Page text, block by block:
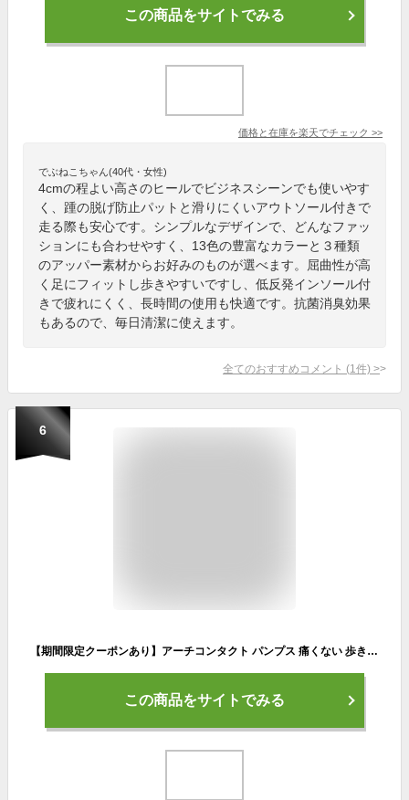
この商品をサイトでみる
価格と在庫を楽天でチェック >>
でぶねこちゃん(40代・女性)
4cmの程よい高さのヒールでビジネスシーンでも使いやす
く、踵の脱げ防止パットと滑りにくいアウトソール付きで
走る際も安心です。シンプルなデザインで、どんなファッ
ションにも合わせやすく、13色の豊富なカラーと３種類
のアッパー素材からお好みのものが選べます。屈曲性が高
く足にフィットし歩きやすいですし、低反発インソール付
きで疲れにくく、長時間の使用も快適です。抗菌消臭効果
もあるので、毎日清潔に使えます。
全てのおすすめコメント (1 件) >
6
【期間限定クーポンあり】アーチコンタクト パンプス 痛くない 歩きやすい ストラップ 日本製 ローヒール ぺたんこ ARCH CONTACT 39075 コンフォート シューズ 黒 甲ストラップ カジュアル シューズ レディース 靴【2301】送料無料
この商品をサイトでみる